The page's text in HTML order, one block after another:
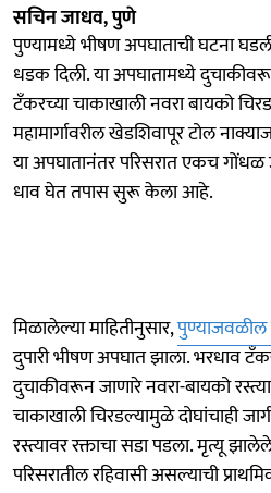
सचिन जाधव, पुणे
पुण्यामध्ये भीषण अपघाताची घटना
धडक दिली. या अपघातामध्ये
टँकरच्या चाकाखाली नवरा बायको
महामार्गावरील खेडशिवापूर टोल
या अपघातानंतर परिसरात एकच गोंधळ
धाव घेत तपास सुरू केला आहे.
मिळालेल्या माहितीनुसार,पुण्याजवळील
दुपारी भीषण अपघात झाला. भरधाव
दुचाकीवरून जाणारे नवरा-बायको
चाकाखाली चिरडल्यामुळे दोघांचाही
रस्त्यावर रक्ताचा सडा पडला. मृत्यू
परिसरातील रहिवासी असल्याची